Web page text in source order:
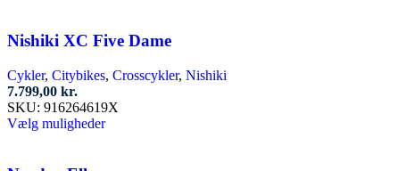
flere
Mulighederne
kan
vælges
på
Nishiki XC Five Dame
Cykler, Citybikes, Crosscykler, Nishiki
7.799,00 kr.
SKU: 916264619X
Vælg mulighederDette